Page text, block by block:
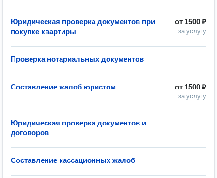
от 1500 ₽
за услугу
Юридическая проверка документов при
покупке квартиры
—
Проверка нотариальных документов
от 1500 ₽
за услугу
Составление жалоб юристом
—
Юридическая проверка документов и
договоров
—
Составление кассационных жалоб